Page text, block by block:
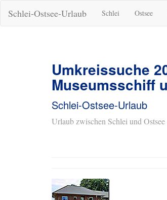
Schlei-Ostsee-Urlaub Schlei Ostsee
Umkreissuche
Museumsschiff
Schlei-Ostsee-Urlaub
Urlaub zwischen Schlei und